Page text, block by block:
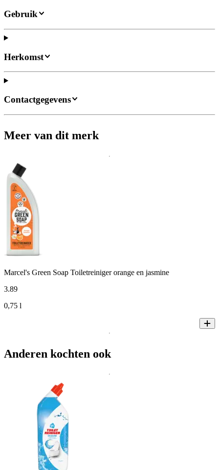
Gebruik
Herkomst
Contactgegevens
Meer van dit merk
Marcel's Green Soap Toiletreiniger orange en jasmine
3.89
0,75 l
Anderen kochten ook